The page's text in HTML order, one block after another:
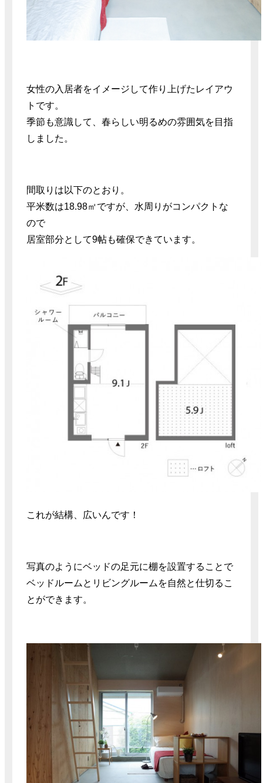
女性の入居者をイメージして作り上げたレイアウ
トです。
季節も意識して、春らしい明るめの雰囲気を目指
しました。
間取りは以下のとおり。
平米数は18.98㎡ですが、水周りがコンパクトな
ので
居室部分として9帖も確保できています。
これが結構、広いんです！
写真のようにベッドの足元に棚を設置することで
ベッドルームとリビングルームを自然と仕切るこ
とができます。